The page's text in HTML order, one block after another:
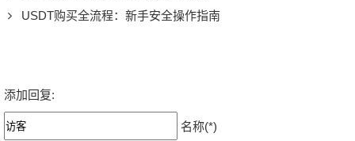
USDT购买全流程：新手安全操作指南
添加回复:
名称(*)